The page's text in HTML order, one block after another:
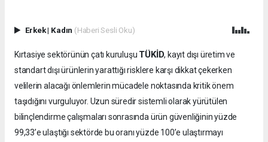
Erkek| Kadın (Haberi Sesli Oku)
Kırtasiye sektörünün çatı kuruluşu TÜKİD, kayıt dışı üretim ve
standart dışı ürünlerin yarattığı risklere karşı dikkat çekerken
velilerin alacağı önlemlerin mücadele noktasında kritik önem
taşıdığını vurguluyor. Uzun süredir sistemli olarak yürütülen
bilinçlendirme çalışmaları sonrasında ürün güvenliğinin yüzde
99,33’e ulaştığı sektörde bu oranı yüzde 100’e ulaştırmayı